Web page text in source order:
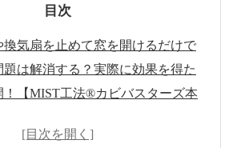
目次
換気扇を止めて窓を開けるだけで
題は解消する？実際に効果を得た
！【MIST工法®カビバスターズ本
圧とカビの問題が増えている理由